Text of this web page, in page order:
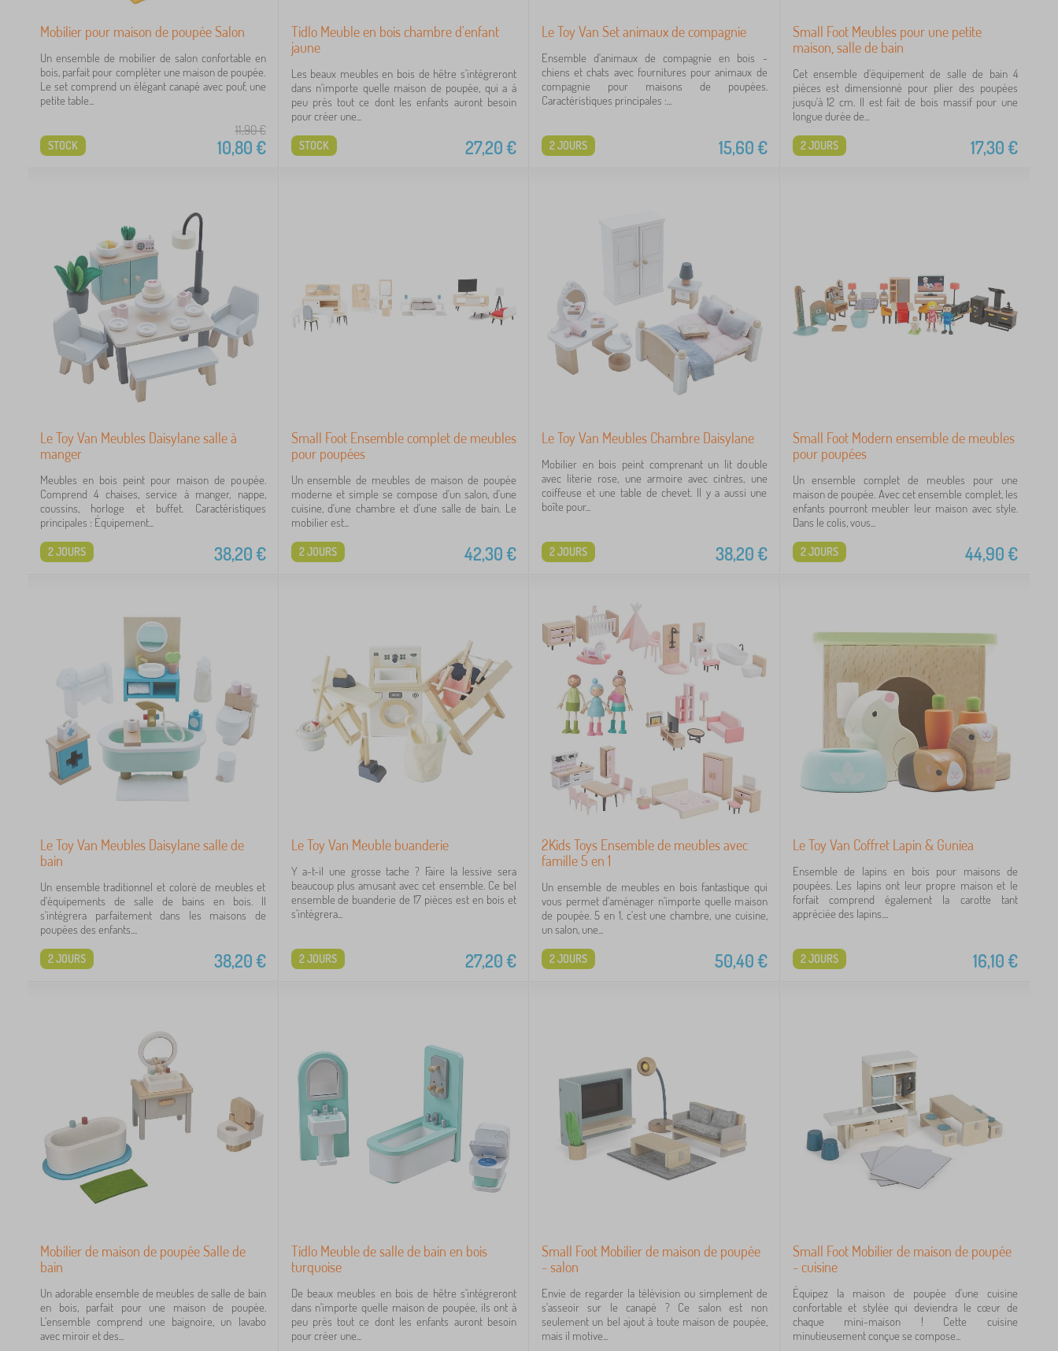
Mobilier pour maison de poupée Salon
Un ensemble de mobilier de salon confortable en
bois, parfait pour compléter une maison de poupée.
Le set comprend un élégant canapé avec pouf, une
petite table...
11,90€
10,80€
STOCK
Tidlo Meuble en bois chambre d'enfant
jaune
Les beaux meubles en bois de hêtre s'intégreront
dans n'importe quelle maison de poupée, qui a à
peu près tout ce dont les enfants auront besoin
pour créer une...
27,20€
STOCK
Le Toy Van Set animaux de compagnie
Ensemble d'animaux de compagnie en bois -
chiens et chats avec fournitures pour animaux de
compagnie pour maisons de poupées.
Caractéristiques principales :...
15,60€
2 JOURS
Small Foot Meubles pour une petite
maison, salle de bain
Cet ensemble d'équipement de salle de bain 4
pièces est dimensionné pour plier des poupées
jusqu'à 12 cm. Il est fait de bois massif pour une
longue durée de...
17,30€
2 JOURS
Le Toy Van Meubles Daisylane salle à
manger
Meubles en bois peint pour maison de poupée.
Comprend 4 chaises, service à manger, nappe,
coussins, horloge et buffet. Caractéristiques
principales : Équipement...
38,20€
2 JOURS
Small Foot Ensemble complet de meubles
pour poupées
Un ensemble de meubles de maison de poupée
moderne et simple se compose d'un salon, d'une
cuisine, d'une chambre et d'une salle de bain. Le
mobilier est...
42,30€
2 JOURS
Le Toy Van Meubles Chambre Daisylane
Mobilier en bois peint comprenant un lit double
avec literie rose, une armoire avec cintres, une
coiffeuse et une table de chevet. Il y a aussi une
boîte pour...
38,20€
2 JOURS
Small Foot Modern ensemble de meubles
pour poupées
Un ensemble complet de meubles pour une
maison de poupée. Avec cet ensemble complet, les
enfants pourront meubler leur maison avec style.
Dans le colis, vous...
44,90€
2 JOURS
Le Toy Van Meubles Daisylane salle de
bain
Un ensemble traditionnel et coloré de meubles et
d'équipements de salle de bains en bois. Il
s'intégrera parfaitement dans les maisons de
poupées des enfants....
38,20€
2 JOURS
Le Toy Van Meuble buanderie
Y a-t-il une grosse tache ? Faire la lessive sera
beaucoup plus amusant avec cet ensemble. Ce bel
ensemble de buanderie de 17 pièces est en bois et
s'intégrera...
27,20€
2 JOURS
2Kids Toys Ensemble de meubles avec
famille 5 en 1
Un ensemble de meubles en bois fantastique qui
vous permet d'aménager n'importe quelle maison
de poupée. 5 en 1, c'est une chambre, une cuisine,
un salon, une...
50,40€
2 JOURS
Le Toy Van Coffret Lapin & Guniea
Ensemble de lapins en bois pour maisons de
poupées. Les lapins ont leur propre maison et le
forfait comprend également la carotte tant
appréciée des lapins....
16,10€
2 JOURS
Mobilier de maison de poupée Salle de
bain
Un adorable ensemble de meubles de salle de bain
en bois, parfait pour une maison de poupée.
L'ensemble comprend une baignoire, un lavabo
avec miroir et des...
Tidlo Meuble de salle de bain en bois
turquoise
De beaux meubles en bois de hêtre s'intégreront
dans n'importe quelle maison de poupée, ils ont à
peu près tout ce dont les enfants auront besoin
pour créer une...
Small Foot Mobilier de maison de poupée
- salon
Envie de regarder la télévision ou simplement de
s'asseoir sur le canapé ? Ce salon est non
seulement un bel ajout à toute maison de poupée,
mais il motive...
Small Foot Mobilier de maison de poupée
- cuisine
Équipez la maison de poupée d'une cuisine
confortable et stylée qui deviendra le cœur de
chaque mini-maison ! Cette cuisine
minutieusement conçue se compose...